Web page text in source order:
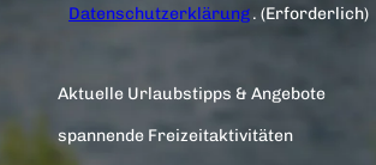
Datenschutzerklärung.(Erforderlich)
Aktuelle Urlaubstipps & Angebote
spannende Freizeitaktivitäten